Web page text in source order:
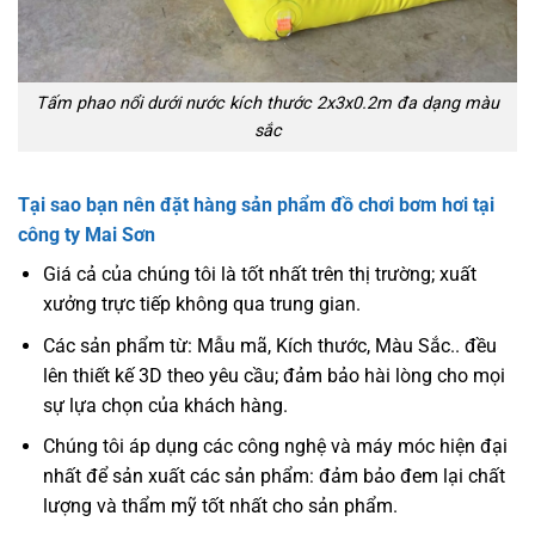
Tấm phao nổi dưới nước kích thước 2x3x0.2m đa dạng màu
sắc
Tại sao bạn nên đặt hàng sản phẩm đồ chơi bơm hơi tại
công ty Mai Sơn
Giá cả của chúng tôi là tốt nhất trên thị trường; xuất
xưởng trực tiếp không qua trung gian.
Các sản phẩm từ: Mẫu mã, Kích thước, Màu Sắc.. đều
lên thiết kế 3D theo yêu cầu; đảm bảo hài lòng cho mọi
sự lựa chọn của khách hàng.
Chúng tôi áp dụng các công nghệ và máy móc hiện đại
nhất để sản xuất các sản phẩm: đảm bảo đem lại chất
lượng và thẩm mỹ tốt nhất cho sản phẩm.